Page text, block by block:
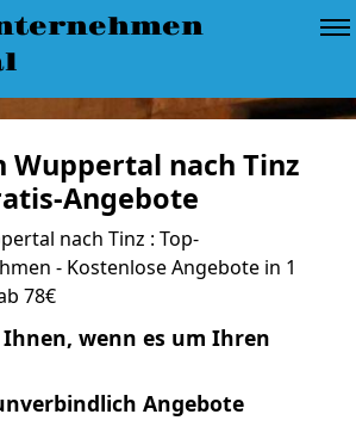
Wuppertal nach Tinz
Angebote
nach Tinz : Top-
- Kostenlose Angebote in 1
78€
wenn es um Ihren
Angebote